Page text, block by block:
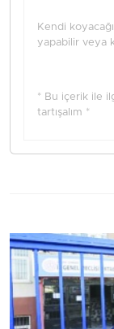
Kendi
yapabilir veya
* Bu içerik ile
tartışalım *